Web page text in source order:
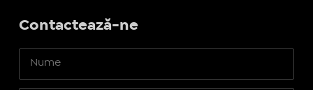
Contactează-ne